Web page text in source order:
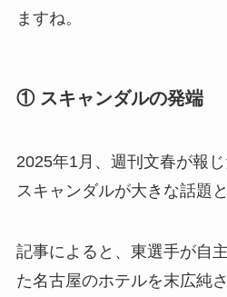
ますね。
① スキャンダルの発端
2025年1月、週刊文春が報じ
スキャンダルが大きな話題
記事によると、東選手が自
た名古屋のホテルを末広純